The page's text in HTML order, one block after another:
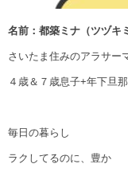
名前：都築ミナ（ツヅキ
さいたま住みのアラサー
４歳＆７歳息子+年下旦
毎日の暮らし
ラクしてるのに、豊か